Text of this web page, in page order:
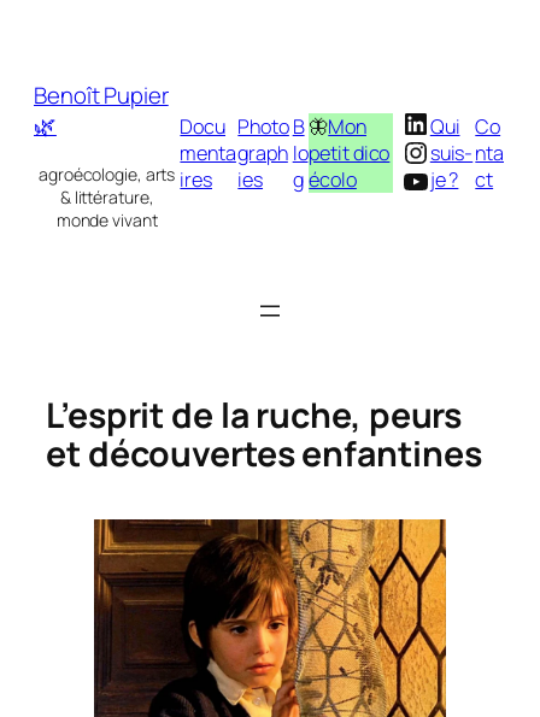
contenu
Benoît Pupier
🌿
agroécologie, arts
& littérature,
monde vivant
Docu
menta
ires
Photo
graph
ies
B
lo
g
🦋Mon
petit dico
écolo
LinkedIn
Instagram
YouTube
Qui
suis-
je ?
Co
nta
ct
L’esprit de la ruche, peurs
et découvertes enfantines